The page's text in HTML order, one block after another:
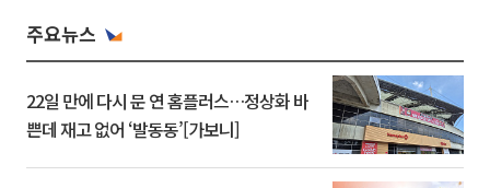
주요뉴스
22일 만에 다시 문 연 홈플러스…정상화 바
쁜데 재고 없어 ‘발동동’[가보니]